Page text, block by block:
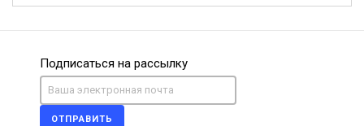
Подписаться на рассылку
ОТПРАВИТЬ